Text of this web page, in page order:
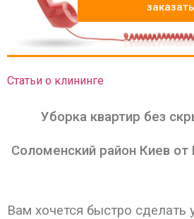
Статьи о клининге
Уборка квартир без
Соломенский район Киев от
Вам хочется быстро сделать